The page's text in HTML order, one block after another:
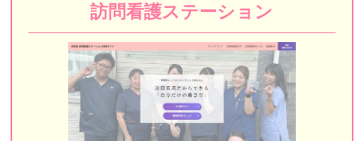
ふぅ訪問看護ステーション（閉業※）
ゴルディロックス
レインボー訪問看護リハビリステーション
しもいぐさ正吉苑
訪問看護ステーション